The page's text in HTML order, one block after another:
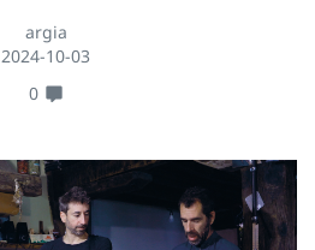
argia
2024-10-03
0